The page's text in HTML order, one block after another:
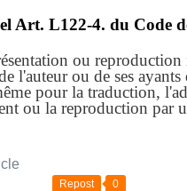
Art. L122-4. du Code
ou
l'auteur ou de ses
pour la traduction,
ou la reproduction par
Repost 0